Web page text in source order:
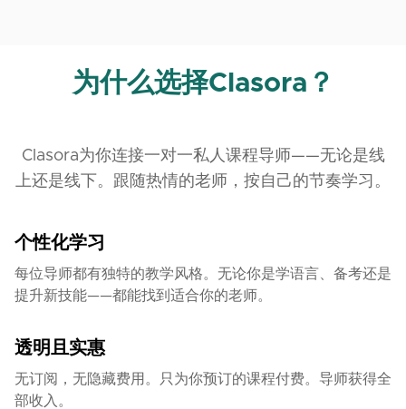
为什么选择Clasora？
Clasora为你连接一对一私人课程导师——无论是线
上还是线下。跟随热情的老师，按自己的节奏学习。
个性化学习
每位导师都有独特的教学风格。无论你是学语言、备考还是
提升新技能——都能找到适合你的老师。
透明且实惠
无订阅，无隐藏费用。只为你预订的课程付费。导师获得全
部收入。